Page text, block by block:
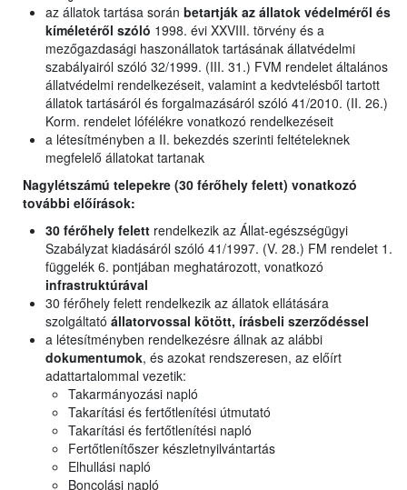
az állatok tartása során betartják az állatok védelméről és
kíméletéről szóló 1998. évi XXVIII. törvény és a
mezőgazdasági haszonállatok tartásának állatvédelmi
szabályairól szóló 32/1999. (III. 31.) FVM rendelet általános
állatvédelmi rendelkezéseit, valamint a kedvtelésből tartott
állatok tartásáról és forgalmazásáról szóló 41/2010. (II. 26.)
Korm. rendelet lófélékre vonatkozó rendelkezéseit
a létesítményben a II. bekezdés szerinti feltételeknek
megfelelő állatokat tartanak
Nagylétszámú telepekre (30 férőhely felett) vonatkozó
további előírások:
30 férőhely felett rendelkezik az Állat-egészségügyi
Szabályzat kiadásáról szóló 41/1997. (V. 28.) FM rendelet 1.
függelék 6. pontjában meghatározott, vonatkozó
infrastruktúrával
30 férőhely felett rendelkezik az állatok ellátására
szolgáltató állatorvossal kötött, írásbeli szerződéssel
a létesítményben rendelkezésre állnak az alábbi
dokumentumok, és azokat rendszeresen, az előírt
adattartalommal vezetik:
Takarmányozási napló
Takarítási és fertőtlenítési útmutató
Takarítási és fertőtlenítési napló
Fertőtlenítőszer készletnyilvántartás
Elhullási napló
Boncolási napló